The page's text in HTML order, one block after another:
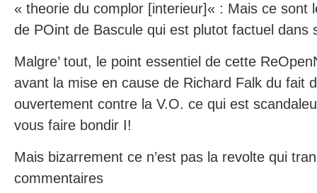
« theorie du complor [interieur]« : Mais ce sont
de POint de Bascule qui est plutot factuel dans
Malgre’ tout, le point essentiel de cette
avant la mise en cause de Richard Falk du fait
ouvertement contre la V.O. ce qui est
vous faire bondir I!
Mais bizarrement ce n’est pas la revolte qui
commentaires